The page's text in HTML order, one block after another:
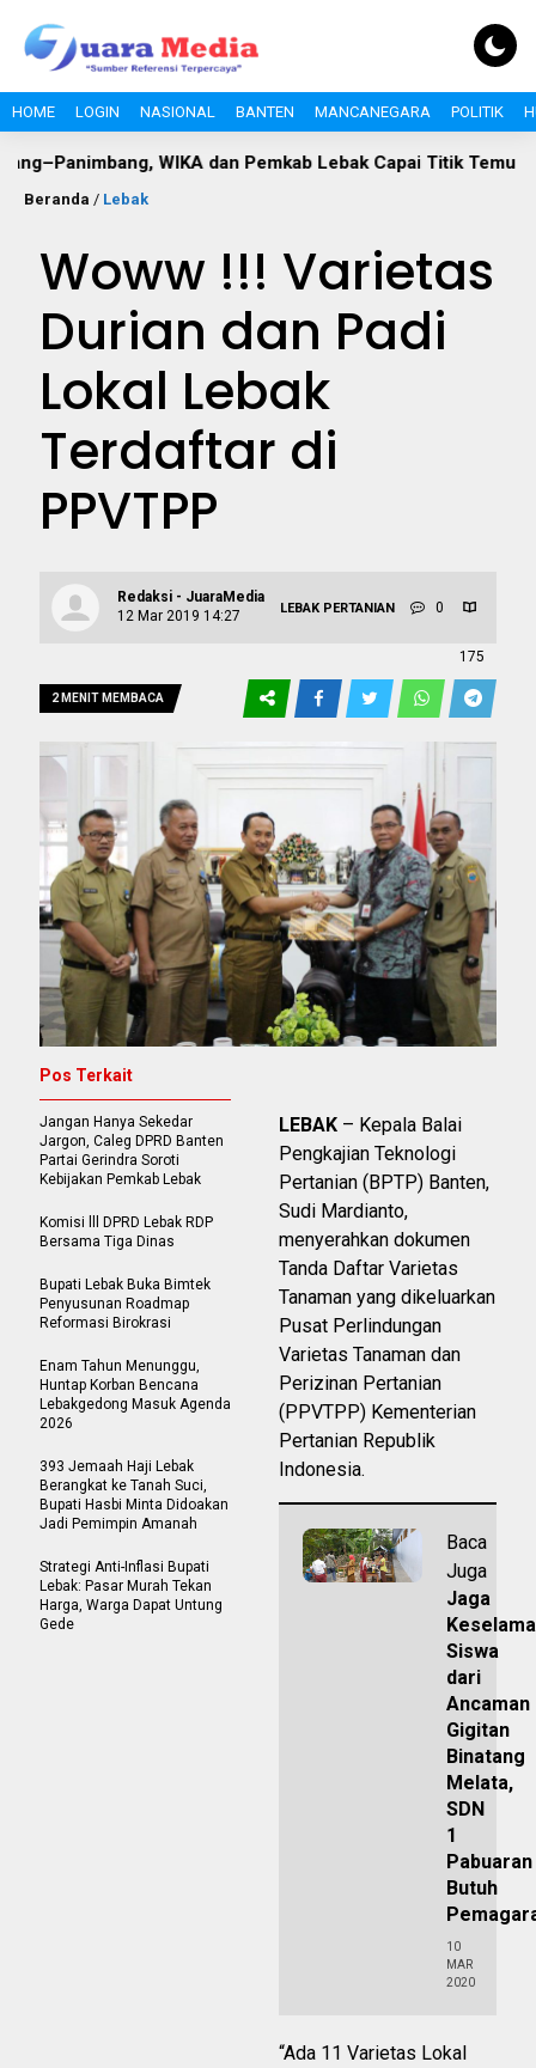
HOME LOGIN NASIONAL BANTEN MANCANEGARA POLITIK
WIKA dan Pemkab Lebak Capai Titik Temu DLH
Beranda / Lebak
Woww !!! Varietas
Durian dan Padi
Lokal Lebak
Terdaftar di
PPVTPP
Redaksi - JuaraMedia
12 Mar 2019 14:27
LEBAK PERTANIAN 0
175
2 MENIT MEMBACA
LEBAK – Kepala Balai
Pengkajian Teknologi
Pertanian (BPTP) Banten,
Sudi Mardianto,
menyerahkan dokumen
Tanda Daftar Varietas
Tanaman yang dikeluarkan
Pusat Perlindungan
Varietas Tanaman dan
Perizinan Pertanian
(PPVTPP) Kementerian
Pertanian Republik
Indonesia.
Baca
Juga
Jaga
Siswa
dari
Ancaman
Gigitan
Binatang
Melata,
SDN
1
Pabuaran
Butuh
10
MAR
2020
“Ada 11 Varietas Lokal
Pos Terkait
Jangan Hanya Sekedar
Jargon, Caleg DPRD Banten
Partai Gerindra Soroti
Kebijakan Pemkab Lebak
Komisi lll DPRD Lebak RDP
Bersama Tiga Dinas
Bupati Lebak Buka Bimtek
Penyusunan Roadmap
Reformasi Birokrasi
Enam Tahun Menunggu,
Huntap Korban Bencana
Lebakgedong Masuk Agenda
2026
393 Jemaah Haji Lebak
Berangkat ke Tanah Suci,
Bupati Hasbi Minta Didoakan
Jadi Pemimpin Amanah
Strategi Anti-Inflasi Bupati
Lebak: Pasar Murah Tekan
Harga, Warga Dapat Untung
Gede